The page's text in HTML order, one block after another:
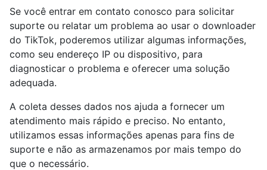
Se você entrar em contato conosco para solicitar
suporte ou relatar um problema ao usar o downloader
do TikTok, poderemos utilizar algumas informações,
como seu endereço IP ou dispositivo, para
diagnosticar o problema e oferecer uma solução
adequada.
A coleta desses dados nos ajuda a fornecer um
atendimento mais rápido e preciso. No entanto,
utilizamos essas informações apenas para fins de
suporte e não as armazenamos por mais tempo do
que o necessário.